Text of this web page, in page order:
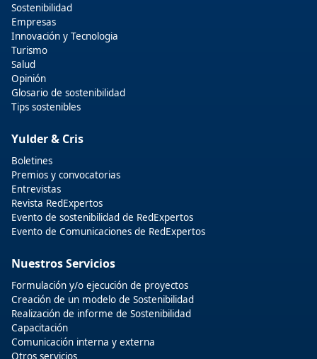
Sostenibilidad
Empresas
Innovación y Tecnologia
Turismo
Salud
Opinión
Glosario de sostenibilidad
Tips sostenibles
Yulder & Cris
Boletines
Premios y convocatorias
Entrevistas
Revista RedExpertos
Evento de sostenibilidad de RedExpertos
Evento de Comunicaciones de RedExpertos
Nuestros Servicios
Formulación y/o ejecución de proyectos
Creación de un modelo de Sostenibilidad
Realización de informe de Sostenibilidad
Capacitación
Comunicación interna y externa